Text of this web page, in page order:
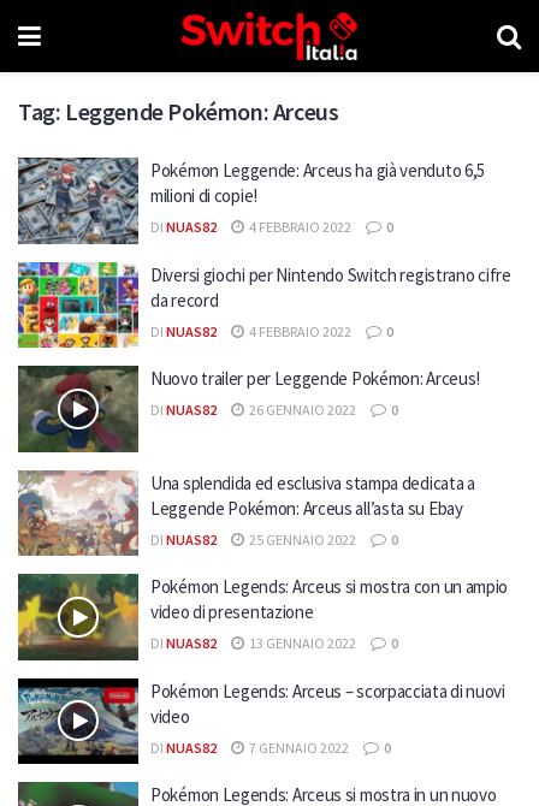
Tag: Leggende Pokémon: Arceus
Pokémon Leggende: Arceus ha già venduto 6,5
milioni di copie!
DI NUAS82 4 FEBBRAIO 2022 0
Diversi giochi per Nintendo Switch registrano cifre
da record
DI NUAS82 4 FEBBRAIO 2022 0
Nuovo trailer per Leggende Pokémon: Arceus!
DI NUAS82 26 GENNAIO 2022 0
Una splendida ed esclusiva stampa dedicata a
Leggende Pokémon: Arceus all’asta su Ebay
DI NUAS82 25 GENNAIO 2022 0
Pokémon Legends: Arceus si mostra con un ampio
video di presentazione
DI NUAS82 13 GENNAIO 2022 0
Pokémon Legends: Arceus – scorpacciata di nuovi
video
DI NUAS82 7 GENNAIO 2022 0
Pokémon Legends: Arceus si mostra in un nuovo